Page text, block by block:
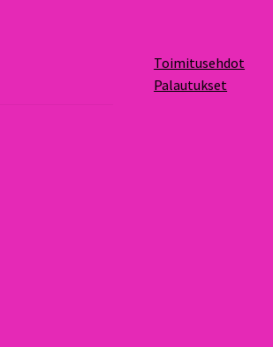
Toimitusehdot
Palautukset